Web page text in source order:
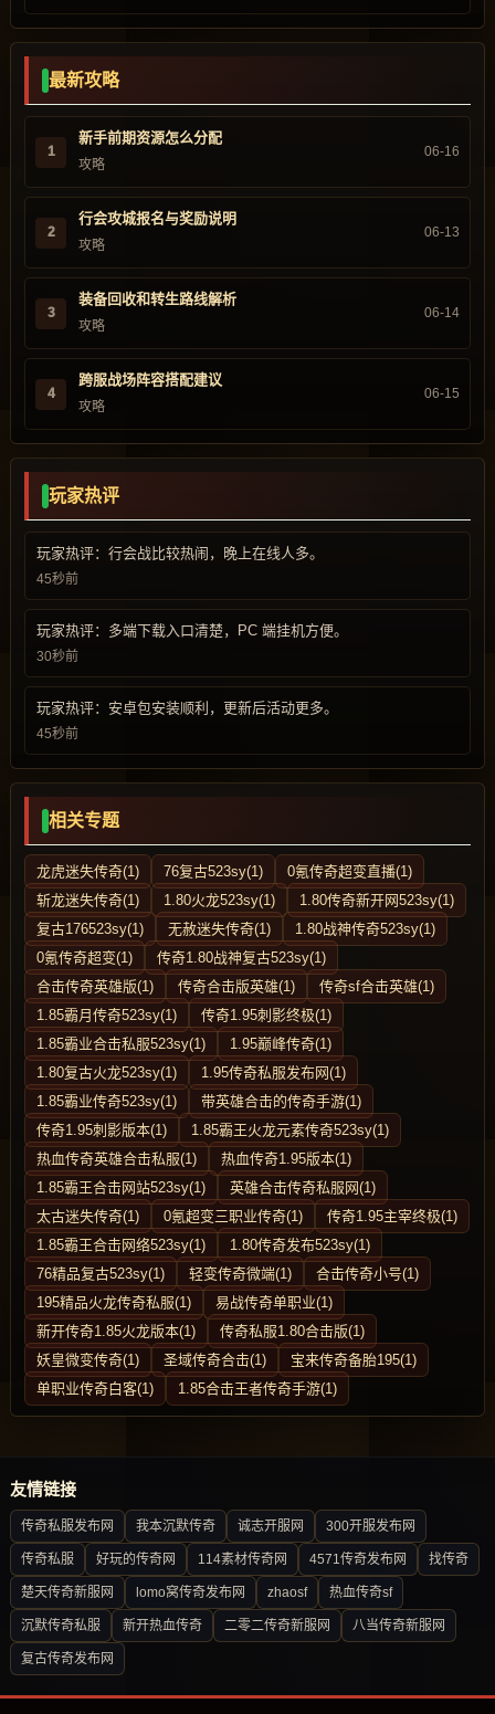
最新攻略
1
新手前期资源怎么分配
攻略
06-16
2
行会攻城报名与奖励说明
攻略
06-13
3
装备回收和转生路线解析
攻略
06-14
4
跨服战场阵容搭配建议
攻略
06-15
玩家热评
玩家热评：行会战比较热闹，晚上在线人多。
45秒前
玩家热评：多端下载入口清楚，PC 端挂机方便。
30秒前
玩家热评：安卓包安装顺利，更新后活动更多。
45秒前
相关专题
龙虎迷失传奇(1) 76复古523sy(1)
0氪传奇超变直播(1)
斩龙迷失传奇(1)
1.80火龙523sy(1)
1.80传奇新开网523sy(1)
复古176523sy(1)
无赦迷失传奇(1)
1.80战神传奇523sy(1)
0氪传奇超变(1)
传奇1.80战神复古523sy(1)
合击传奇英雄版(1)
传奇合击版英雄(1)
传奇sf合击英雄(1)
1.85霸月传奇523sy(1)
传奇1.95刺影终极(1)
1.85霸业合击私服523sy(1)
1.95巅峰传奇(1)
1.80复古火龙523sy(1)
1.95传奇私服发布网(1)
1.85霸业传奇523sy(1)
带英雄合击的传奇手游(1)
传奇1.95刺影版本(1)
1.85霸王火龙元素传奇523sy(1)
热血传奇英雄合击私服(1)
热血传奇1.95版本(1)
1.85霸王合击网站523sy(1)
英雄合击传奇私服网(1)
太古迷失传奇(1)
0氪超变三职业传奇(1)
传奇1.95主宰终极(1)
1.85霸王合击网络523sy(1)
1.80传奇发布523sy(1)
76精品复古523sy(1)
轻变传奇微端(1)
合击传奇小号(1)
195精品火龙传奇私服(1)
易战传奇单职业(1)
新开传奇1.85火龙版本(1)
传奇私服1.80合击版(1)
妖皇微变传奇(1)
圣域传奇合击(1)
宝来传奇备胎195(1)
单职业传奇白客(1)
1.85合击王者传奇手游(1)
友情链接
传奇私服发布网 我本沉默传奇 诚志开服网 300开服发布网
传奇私服 好玩的传奇网 114素材传奇网 4571传奇发布网 找传奇
楚天传奇新服网 lomo窝传奇发布网 zhaosf 热血传奇sf
沉默传奇私服 新开热血传奇 二零二传奇新服网 八当传奇新服网
复古传奇发布网